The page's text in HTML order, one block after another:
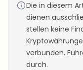
Die in diesem
dienen
stellen keine
verbunden.
durch.